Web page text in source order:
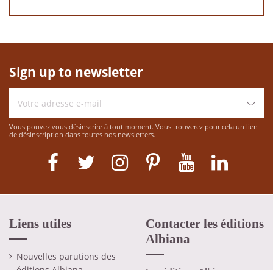
Sign up to newsletter
Vous pouvez vous désinscrire à tout moment. Vous trouverez pour cela un lien
de désinscription dans toutes nos newsletters.
Liens utiles
Nouvelles parutions des
Contacter les éditions
Albiana